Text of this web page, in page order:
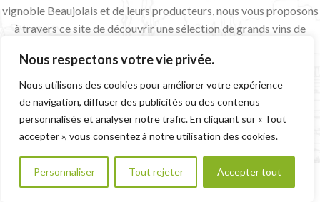
Nous respectons votre vie privée.
Nous utilisons des cookies pour améliorer votre expérience
de navigation, diffuser des publicités ou des contenus
personnalisés et analyser notre trafic. En cliquant sur « Tout
accepter », vous consentez à notre utilisation des cookies.
Personnaliser Tout rejeter Accepter tout
vignoble Beaujolais et de leurs producteurs, nous vous proposons
à travers ce site de découvrir une sélection de grands vins de
L'abus d'alcool est dangereux pour la santé, à consommer avec
modération
CGVMENTIONS LÉGALES